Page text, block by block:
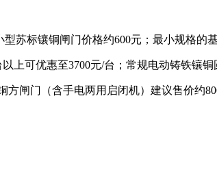
苏标镶铜闸门价格约‌600元‌；最小规格的
可优惠至‌3700元/台‌；常规电动铸铁镶铜
闸门（含手电两用启闭机）建议售价约‌